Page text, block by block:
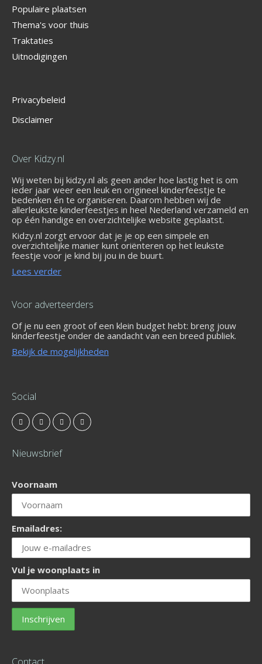
Populaire plaatsen
Thema's voor thuis
Traktaties
Uitnodigingen
Privacybeleid
Disclaimer
Over Kidzy.nl
Wij weten bij kidzy.nl als geen ander hoe lastig het is om
ieder jaar weer een leuk en origineel kinderfeestje te
bedenken én te organiseren. Daarom hebben wij de
allerleukste kinderfeestjes in heel Nederland verzameld en
op één handige en overzichtelijke website geplaatst.
Kidzy.nl zorgt ervoor dat je je op een simpele en
overzichtelijke manier kunt oriënteren op het leukste
feestje voor je kind bij jou in de buurt.
Lees verder
Voor adverteerders
Of je nu een groot of een klein budget hebt: breng jouw
kinderfeestje onder de aandacht van een breed publiek.
Bekijk de mogelijkheden
Social
Nieuwsbrief
Voornaam
Emailadres:
Vul je woonplaats in